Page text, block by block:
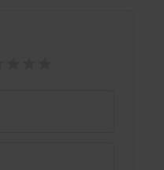
Hierdoor pas je de
dat de broek stevig